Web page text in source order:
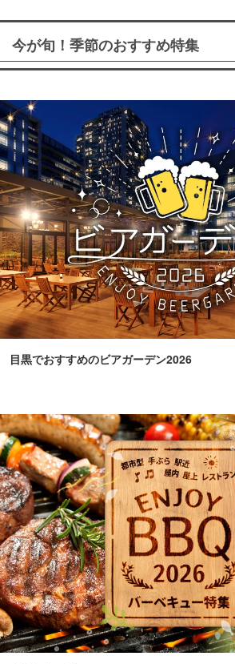
今が旬！季節のおすすめ特集
目黒でおすすめのビアガーデン2026